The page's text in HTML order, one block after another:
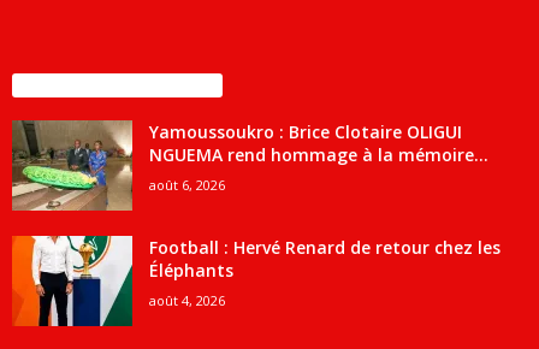
Yamoussoukro : Brice Clotaire OLIGUI
NGUEMA rend hommage à la mémoire...
août 6, 2026
Football : Hervé Renard de retour chez les
Éléphants
août 4, 2026